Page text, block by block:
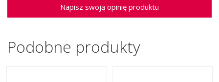
Napisz swoją opinię produktu
Podobne produkty